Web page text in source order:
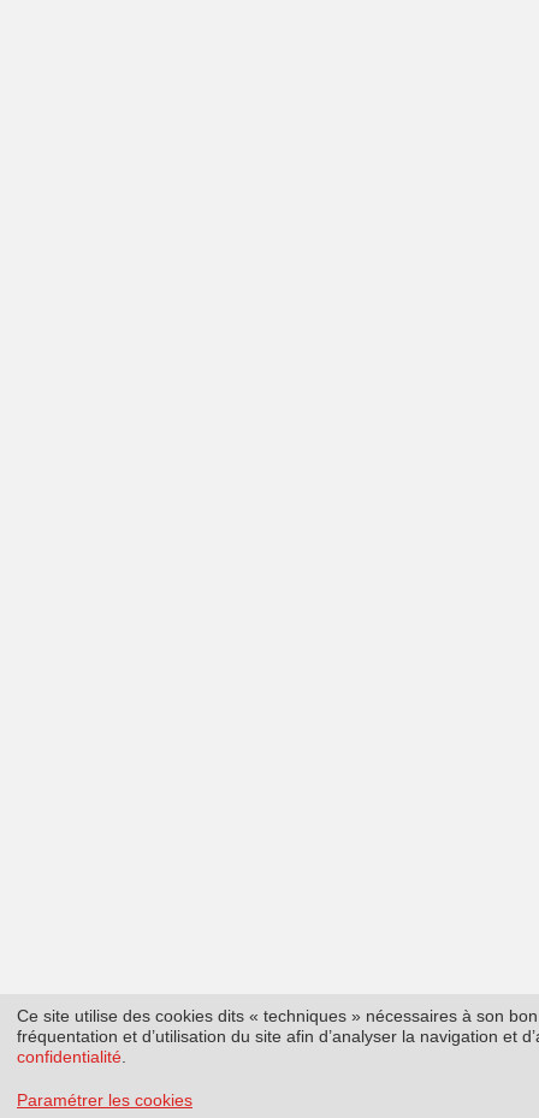
Ce site utilise des cookies dits « techniques » nécessaires à son
fréquentation et d’utilisation du site afin d’analyser la navigation et
confidentialité
Paramétrer les cookies